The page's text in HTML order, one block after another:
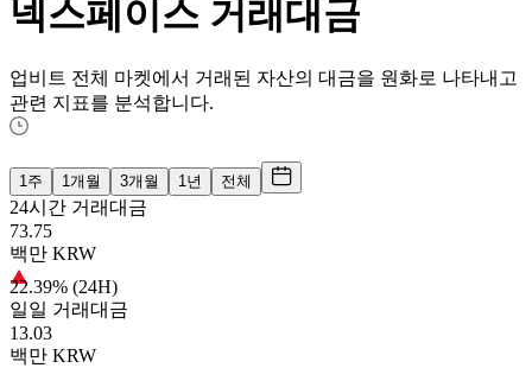
넥스페이스 거래대금
업비트 전체 마켓에서 거래된 자산의 대금을 원화로 나타내고
관련 지표를 분석합니다.
1주 1개월 3개월 1년 전체
24시간 거래대금
73.75
백만 KRW
22.39% (24H)
일일 거래대금
13.03
백만 KRW